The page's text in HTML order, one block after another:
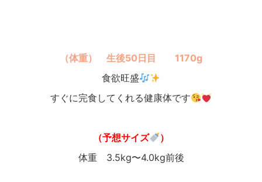
（体重） 生後50 日目 1170g
食欲旺盛
すぐに完食してくれる健康体です
（予想サイズ
）
体重 3.5kg〜4.0kg前後